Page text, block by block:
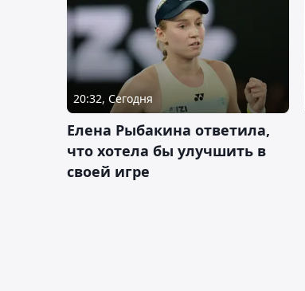
20:32, Сегодня
Елена Рыбакина ответила,
что хотела бы улучшить в
своей игре